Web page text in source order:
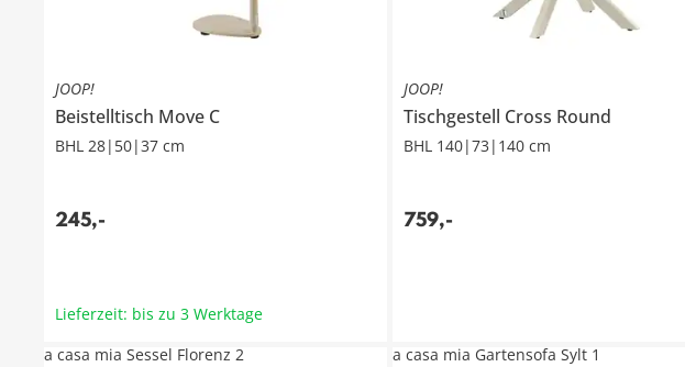
JOOP!
Beistelltisch Move C
BHL 28|50|37 cm
245,-
Lieferzeit: bis zu 3 Werktage
JOOP!
Tischgestell Cross Round
BHL 140|73|140 cm
759,-
a casa mia Sessel Florenz 2 a casa mia Gartensofa Sylt 1